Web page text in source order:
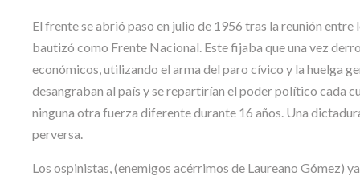
El frente se abrió paso en julio de 1956 tras la reunión
bautizó como Frente Nacional. Este fijaba que una vez
económicos, utilizando el arma del paro cívico y la huelga
desangraban al país y se repartirían el poder político cada
ninguna otra fuerza diferente durante 16 años. Una
perversa.
Los ospinistas, (enemigos acérrimos de Laureano Gómez)